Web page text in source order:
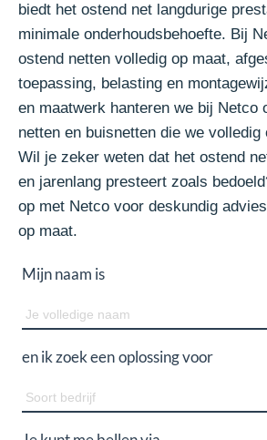
biedt het ostend net langdurige
minimale onderhoudsbehoefte. Bij
ostend netten volledig op maat,
toepassing, belasting en
en maatwerk hanteren we bij Netco
netten en buisnetten die we volledig
Wil je zeker weten dat het ostend
en jarenlang presteert zoals
op met Netco voor deskundig
op maat.
Mijn naam is
Naam
en ik zoek eenoplossing voor
Soort
bedrijf